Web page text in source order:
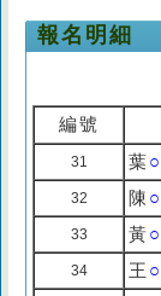
報名明細
編號
31 葉○
32 陳 ○
33 黃○
34 王 ○